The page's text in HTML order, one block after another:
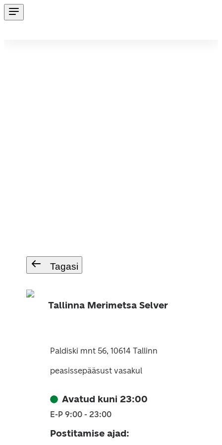
Tagasi
Tallinna Merimetsa Selver
Paldiski mnt 56, 10614 Tallinn
peasissepääsust vasakul
Avatud kuni 23:00
E-P 9:00 - 23:00
Postitamise ajad: